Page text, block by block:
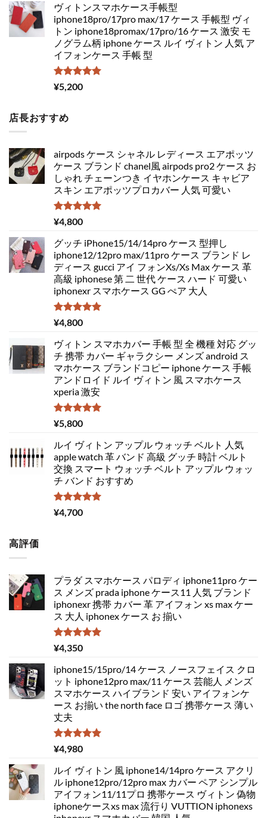
ヴィトンスマホケース手帳型
iphone18pro/17pro max/17 ケース 手帳型 ヴィ
トン iphone18promax/17pro/16 ケース 激安 モ
ノグラム柄 iphone ケース ルイ ヴィトン 人気 ア
イフォンケース 手帳 型
5段階中
5.00
¥5,200
店長おすすめ
airpods ケース シャネル レディース エアポッツ
ケース ブランド chanel風 airpods pro2 ケース お
しゃれ チェーンつき イヤホンケース キャビア
スキン エアポッツプロカバー 人気 可愛い
5段階中
5.00
¥4,800
グッチ iPhone15/14/14pro ケース 型押し
iphone12/12pro max/11pro ケース ブランド レ
ディース gucci アイ フォンXs/Xs Max ケース 革
高級 iphonese 第 二 世代 ケース ハード 可愛い
iphonexr スマホケース GG ぺア 大人
5段階中
5.00
¥4,800
ヴィトン スマホカバー 手帳 型 全 機種 対応 グッ
チ 携帯 カバー ギャラクシー メンズ android ス
マホケース ブランドコピー iphone ケース 手帳
アンドロイド ルイ ヴィトン 風 スマホケース
xperia 激安
5段階中
5.00
¥5,800
ルイ ヴィトン アップル ウォッチ ベルト 人気
apple watch 革 バンド 高級 グッチ 時計 ベルト
交換 スマート ウォッチ ベルト アップル ウォッ
チ バンド おすすめ
5段階中
5.00
¥4,700
高評価
プラダ スマホケース パロディ iphone11pro ケー
ス メンズ prada iphone ケース11 人気 ブランド
iphonexr 携帯 カバー 革 アイフォン xs max ケー
ス 大人 iphonex ケース お 揃い
5段階中
5.00
¥4,350
iphone15/15pro/14 ケース ノースフェイス クロ
ット iphone12pro max/11 ケース 芸能人 メンズ
スマホケース ハイブランド 安い アイフォンケ
ース お揃い the north face ロゴ 携帯ケース 薄い
丈夫
5段階中
5.00
¥4,980
ルイ ヴィトン 風 iphone14/14pro ケース アクリ
ル iphone12pro/12pro max カバー ペア シンプル
アイフォン11/11プロ 携帯ケース ヴィトン 偽物
iphoneケースxs max 流行り VUTTION iphonexs